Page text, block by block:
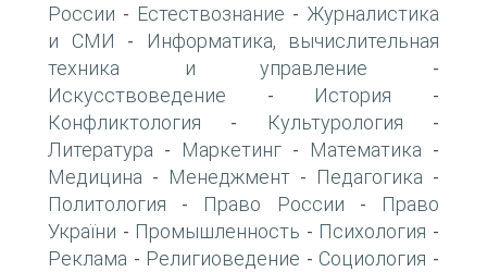
России - Естествознание - Журналистика
и СМИ -
Информатика, вычислительная
техника и управление -
Искусствоведение - История -
Конфликтология - Культурология -
Литература - Маркетинг - Математика -
Медицина - Менеджмент - Педагогика -
Политология - Право России -
Право
України - Промышленность - Психология -
Реклама - Религиоведение - Социология -